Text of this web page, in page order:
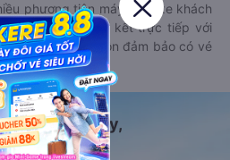
phương tiện máy bay, xe khách
Goyolo được liên kết trực tiếp với
và tàu hoả, luôn đảm bảo có vé
Máy bay,